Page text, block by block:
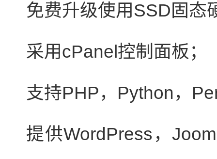
免费升级使用SSD固态
采用cPanel控制面板；
支持PHP，Python，
提供WordPress，